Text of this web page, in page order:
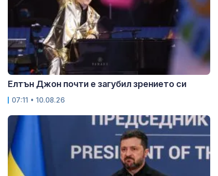
Елтън Джон почти е загубил зрението си
07:11 • 10.08.26